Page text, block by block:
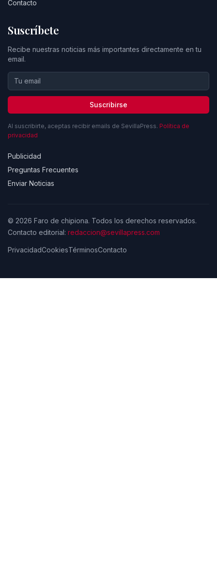
Contacto
Suscríbete
Recibe nuestras noticias más importantes directamente en tu
email.
Suscribirse
Al suscribirte, aceptas recibir emails de SevillaPress. Política de
privacidad
Publicidad
Preguntas Frecuentes
Enviar Noticias
© 2026 Faro de chipiona. Todos los derechos reservados.
Contacto editorial: redaccion@sevillapress.com
PrivacidadCookiesTérminosContacto